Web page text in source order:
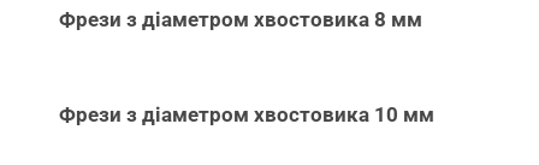
Фрези з діаметром хвостовика 8 мм
Фрези з діаметром хвостовика 10 мм